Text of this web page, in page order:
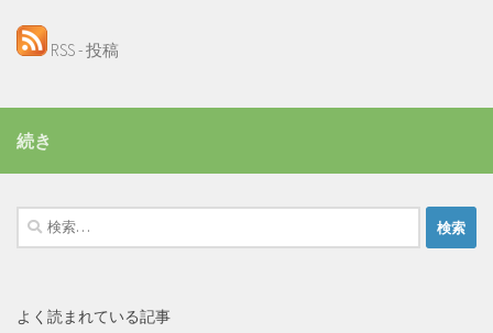
RSS - 投稿
続き
検
索:
よく読まれている記事